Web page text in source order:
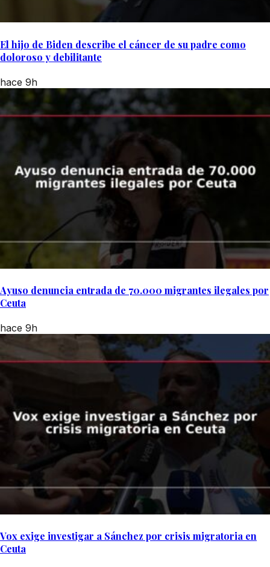
El hijo de Biden describe el cáncer de su padre como
doloroso y debilitante
hace 9h
Ayuso denuncia entrada de 70.000 migrantes ilegales por
Ceuta
hace 9h
Vox exige investigar a Sánchez por crisis migratoria en
Ceuta